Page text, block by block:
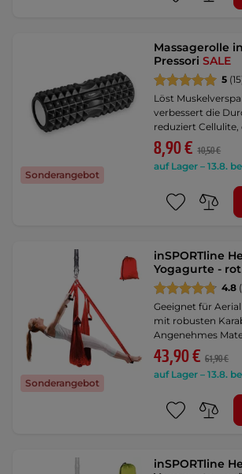
Sonderangebot
Massagerolle
PressoriSALE
5
Löst
verbessert die
reduziert Cellulite,
8,90 € 10,50 €
auf Lager – 13.8.
Sonderangebot
inSPORTline
Yogagurte -
4.8
Geeignet für
mit robusten
Angenehmes
43,90 € 61,90 €
auf Lager – 13.8.
inSPORTline